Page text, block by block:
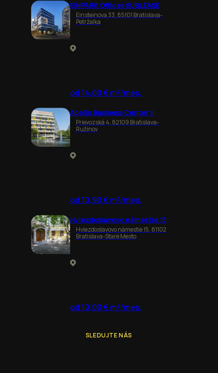
EINPARK Offices SUBLEASE
Einsteinova 33, 85101 Bratislava-
Petržalka
od 14,00 € m²/mes.
Apollo Business Center II
Prievozská 4, 82109 Bratislava-
Ružinov
od 10,90 € m²/mes.
Hviezdoslavovo námestie 15
Hviezdoslavovo námestie 15, 81102
Bratislava-Staré Mesto
od 10,00 € m²/mes.
SLEDUJTE NÁS